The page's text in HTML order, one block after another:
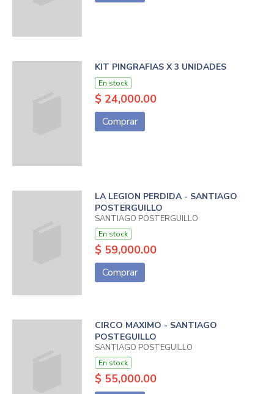
KIT PINGRAFIAS X 3 UNIDADES
En stock
$ 24,000.00
Comprar
LA LEGION PERDIDA - SANTIAGO
POSTERGUILLO
SANTIAGO POSTERGUILLO
En stock
$ 59,000.00
Comprar
CIRCO MAXIMO - SANTIAGO
POSTEGUILLO
SANTIAGO POSTEGUILLO
En stock
$ 55,000.00